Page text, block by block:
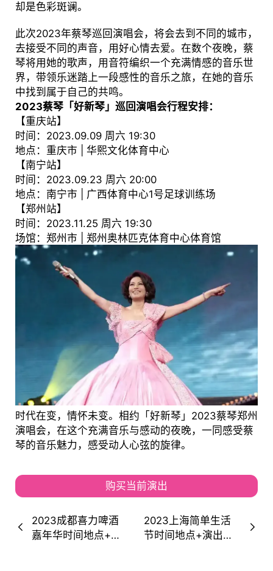
却是色彩斑谰。
此次2023年蔡琴巡回演唱会，将会去到不同的城市，
去接受不同的声音，用好心情去爱。在数个夜晚，蔡
琴将用她的歌声，用音符编织一个充满情感的音乐世
界，带领乐迷踏上一段感性的音乐之旅，在她的音乐
中找到属于自己的共鸣。
2023蔡琴「好新琴」 巡回演唱会行程安排：
【重庆站】
时间：2023.09.09 周六 19:30
地点：重庆市 | 华熙文化体育中心
【南宁站】
时间：2023.09.23 周六 20:00
地点：南宁市 | 广西体育中心1号足球训练场
【郑州站】
时间：2023.11.25 周六 19:30
场馆：郑州市 | 郑州奥林匹克体育中心体育馆
时代在变，情怀未变。相约「好新琴」2023蔡琴郑州
演唱会，在这个充满音乐与感动的夜晚，一同感受蔡
琴的音乐魅力，感受动人心弦的旋律。
购买当前演出
2023成都喜力啤酒
嘉年华时间地点+演
2023上海简单生活
节时间地点+演出阵